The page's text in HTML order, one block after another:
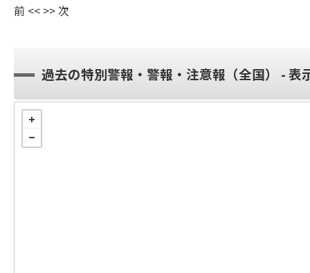
前 << >>次
過去の特別警報・警報・注意報（全国） - 表